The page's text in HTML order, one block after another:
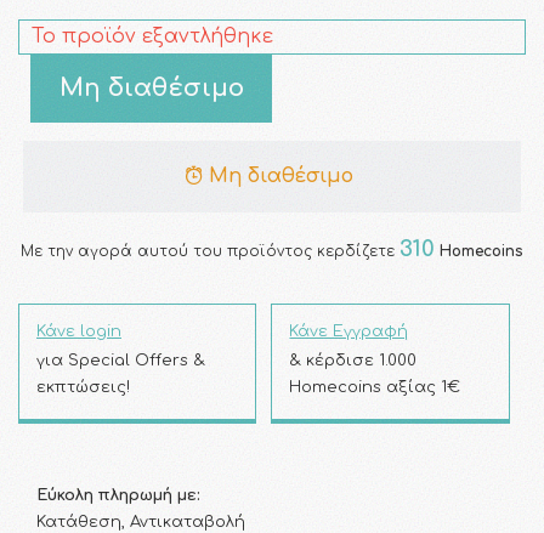
Το προϊόν εξαντλήθηκε
Μη διαθέσιμο
Μη διαθέσιμο
Με την αγορά αυτού του προϊόντος κερδίζετε 310 Homecoins
Κάνε login
για Special Offers &
εκπτώσεις!
Κάνε Εγγραφή
& κέρδισε 1.000
Homecoins αξίας 1€
Εύκολη πληρωμή με:
Κατάθεση, Αντικαταβολή